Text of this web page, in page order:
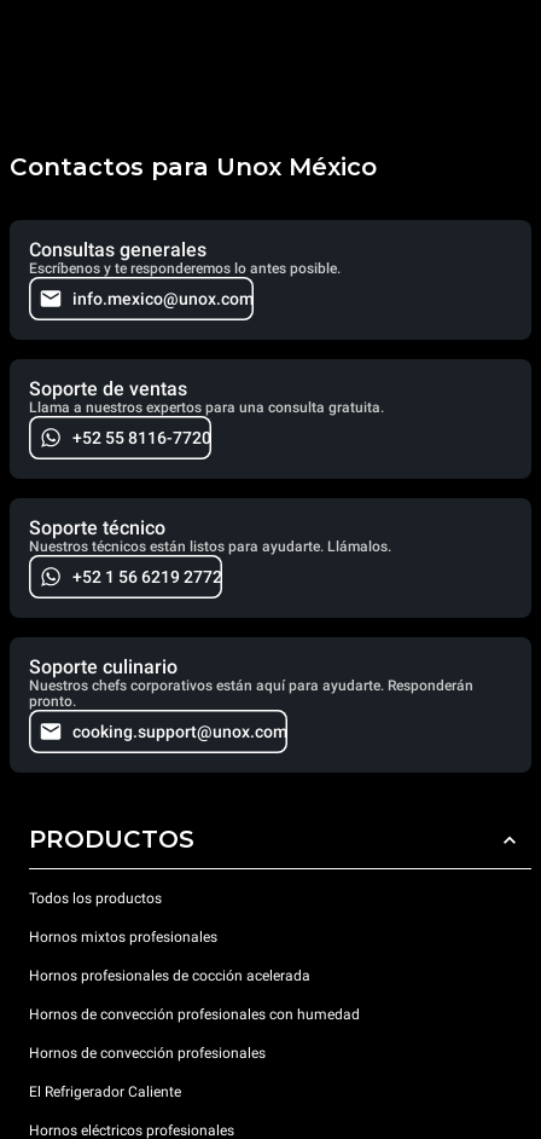
Contactos para Unox México
Consultas generales
Escríbenos y te responderemos lo antes posible.
info.mexico@unox.com
Soporte de ventas
Llama a nuestros expertos para una consulta gratuita.
+52 55 8116-7720
Soporte técnico
Nuestros técnicos están listos para ayudarte. Llámalos.
+52 1 56 6219 2772
Soporte culinario
Nuestros chefs corporativos están aquí para ayudarte. Responderán
pronto.
cooking.support@unox.com
PRODUCTOS
Todos los productos
Hornos mixtos profesionales
Hornos profesionales de cocción acelerada
Hornos de convección profesionales con humedad
Hornos de convección profesionales
El Refrigerador Caliente
Hornos eléctricos profesionales